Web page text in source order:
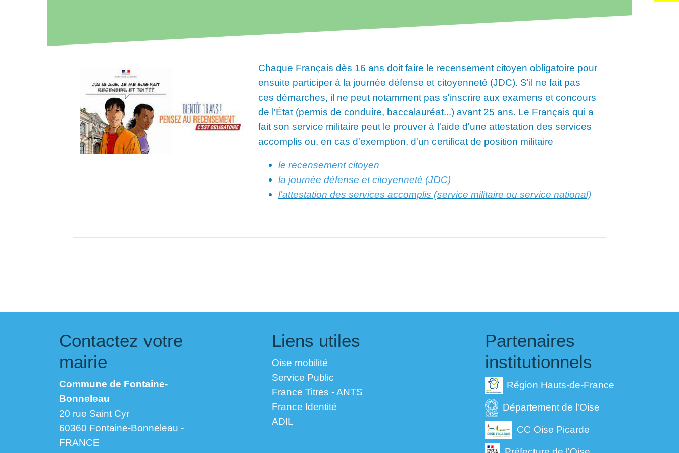
Chaque Français dès 16 ans doit faire le recensement citoyen obligatoire pour
ensuite participer à la journée défense et citoyenneté (JDC). S'il ne fait pas
ces démarches, il ne peut notamment pas s'inscrire aux examens et concours
de l'État (permis de conduire, baccalauréat...) avant 25 ans. Le Français qui a
fait son service militaire peut le prouver à l'aide d'une attestation des services
accomplis ou, en cas d'exemption, d'un certificat de position militaire
le recensement citoyen
la journée défense et citoyenneté (JDC)
l'attestation des services accomplis (service militaire ou service national)
Contactez votre
mairie
Commune de Fontaine-
Bonneleau
20 rue Saint Cyr
60360 Fontaine-Bonneleau -
FRANCE
Liens utiles
Oise mobilité
Service Public
France Titres - ANTS
France Identité
ADIL
Partenaires
institutionnels
Région Hauts-de-France
Département de l'Oise
CC Oise Picarde